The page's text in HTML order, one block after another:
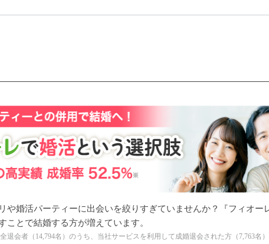
公式アカウントで最新情報を配信中！
や婚活パーティーに出会いを絞りすぎていませんか？『フィオー
ことで結婚する方が増えています。
退会者（14,794名）のうち、当社サービスを利用して成婚退会された方（7,763名